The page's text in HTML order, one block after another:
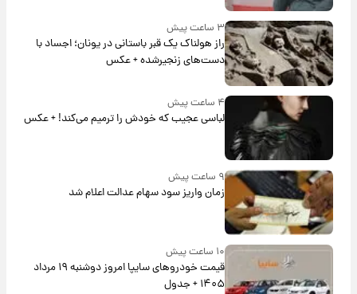
۳ ساعت پیش
راز هولناک یک قبر باستانی در یونان؛ اجساد با
دست‌های زنجیرشده + عکس
لباسی عجیب که خودش را ترمیم می‌کند! + عکس
۹ ساعت پیش
زمان واریز سود سهام عدالت اعلام شد
۱۰ ساعت پیش
قیمت خودروهای سایپا امروز دوشنبه ۱۹ مرداد
۱۴۰۵ + جدول